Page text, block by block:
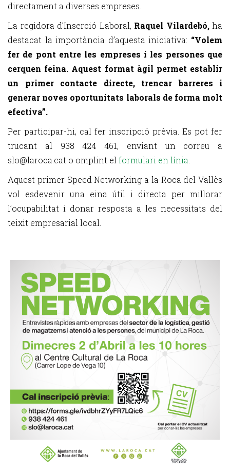
directament a diverses empreses.
La regidora d’Inserció Laboral, Raquel Vilardebó, ha
destacat la importància d’aquesta iniciativa: “Volem
fer de pont entre les empreses i les persones que
cerquen feina. Aquest format àgil permet establir
un primer contacte directe, trencar barreres i
generar noves oportunitats laborals de forma molt
efectiva”.
Per participar-hi, cal fer inscripció prèvia. Es pot fer
trucant al 938 424 461, enviant un correu a
slo@laroca.cat o omplint el formulari en línia
Aquest primer Speed Networking a la Roca del Vallès
vol esdevenir una eina útil i directa per millorar
l’ocupabilitat i donar resposta a les necessitats del
teixit empresarial local.